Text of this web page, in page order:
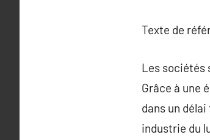
Texte de
Les sociétés
Grâce à une
dans un
industrie du